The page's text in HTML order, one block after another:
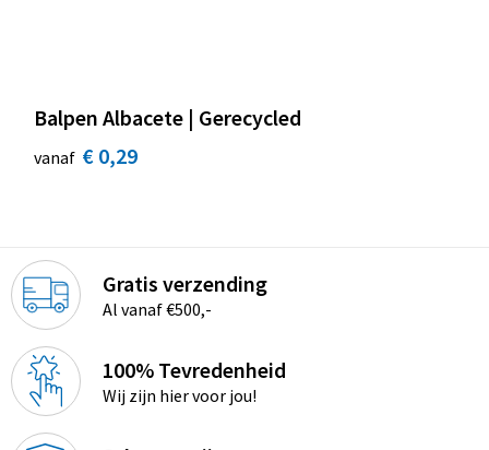
Balpen Albacete | Gerecycled
vanaf € 0,29
Gratis verzending
Al vanaf €500,-
100% Tevredenheid
Wij zijn hier voor jou!